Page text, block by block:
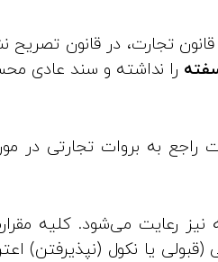
ضمانت اجرای رعایت مندرجات ماده 308 قانون
را نداشته و سند عادی
مقرارت راجع به بروات تجارتی
سفته نیز رعایت می‌شود. کلیه
(قبولی یا نکول (نپذیرفتن)